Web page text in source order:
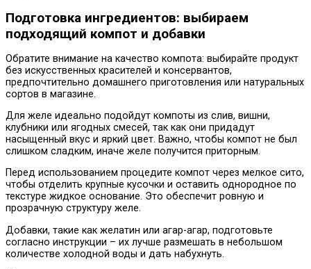
Подготовка ингредиентов: выбираем
подходящий компот и добавки
Обратите внимание на качество компота: выбирайте продукт
без искусственных красителей и консервантов,
предпочтительно домашнего приготовления или натуральных
сортов в магазине.
Для желе идеально подойдут компоты из слив, вишни,
клубники или ягодных смесей, так как они придадут
насыщенный вкус и яркий цвет. Важно, чтобы компот не был
слишком сладким, иначе желе получится приторным.
Перед использованием процедите компот через мелкое сито,
чтобы отделить крупные кусочки и оставить однородное по
текстуре жидкое основание. Это обеспечит ровную и
прозрачную структуру желе.
Добавки, такие как желатин или агар-агар, подготовьте
согласно инструкции – их лучше размешать в небольшом
количестве холодной воды и дать набухнуть.